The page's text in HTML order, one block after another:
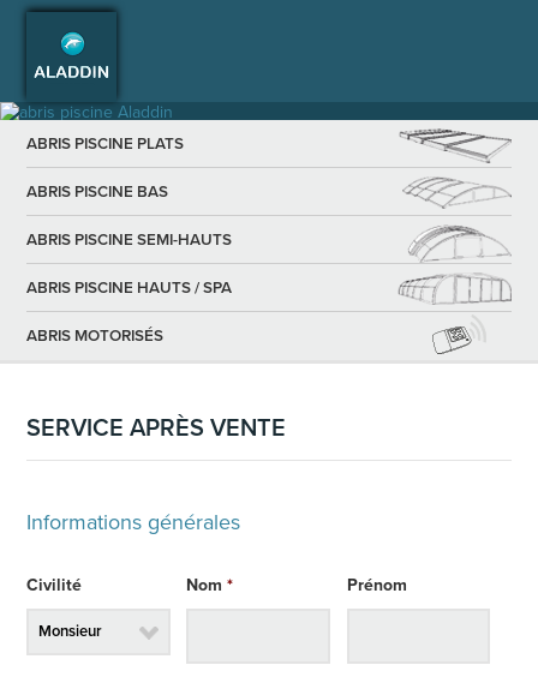
ABRIS PISCINE PLATS
ABRIS PISCINE BAS
ABRIS PISCINE SEMI-HAUTS
ABRIS PISCINE HAUTS / SPA
ABRIS MOTORISÉS
SERVICE APRÈS VENTE
Informations générales
Civilité Nom * Prénom